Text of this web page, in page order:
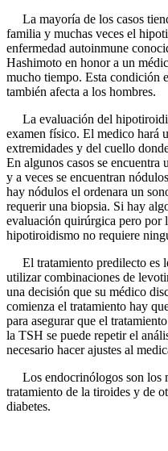
La mayoría de los casos
familia y muchas veces el
enfermedad autoinmune
Hashimoto en honor a un
mucho tiempo. Esta condición
también afecta a los hombres.
La evaluación del
examen físico. El medico hará
extremidades y del cuello
En algunos casos se
y a veces se encuentran
hay nódulos el ordenara un
requerir una biopsia. Si hay
evaluación quirúrgica pero por
hipotiroidismo no requiere
El tratamiento predilecto es
utilizar combinaciones de
una decisión que su médico
comienza el tratamiento hay
para asegurar que el
la TSH se puede repetir el
necesario hacer ajustes al
Los endocrinólogos son los
tratamiento de la tiroides y de
diabetes.